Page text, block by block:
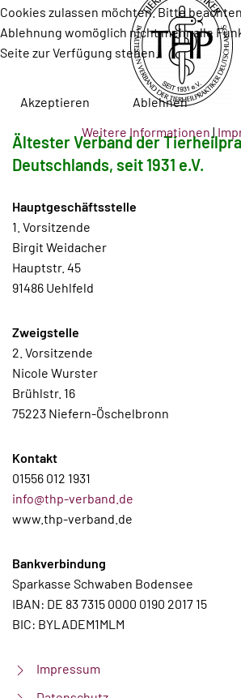
Ältester Verband der
Deutschlands, seit 1931 e.V.
Hauptgeschäftsstelle
1. Vorsitzende
Birgit Weidacher
Hauptstr. 45
91486 Uehlfeld
Zweigstelle
2. Vorsitzende
Nicole Wurster
Brühlstr. 16
75223 Niefern-Öschelbronn
Kontakt
01556 012 1931
info@thp-verband.de
www.thp-verband.de
Bankverbindung
Sparkasse Schwaben Bodensee
IBAN: DE 83 7315 0000 0190 2017 15
BIC: BYLADEM1MLM
Impressum
Cookies zulassen möchten. Bitte
Ablehnung womöglich nicht mehr alle
Seite zur Verfügung stehen.
Akzeptieren
Ablehnen
Weitere Informationen |